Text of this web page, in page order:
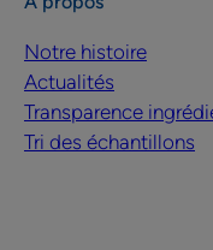
Notre histoire
Actualités
Transparence
Tri des échantillons